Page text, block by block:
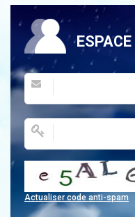
Actualiser code anti-spam